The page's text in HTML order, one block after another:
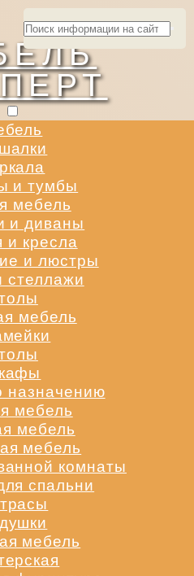
и тумбы
мебель
и диваны
и кресла
и люстры
стеллажи
мебель
назначению
мебель
мебель
мебель
комнаты
спальни
мебель